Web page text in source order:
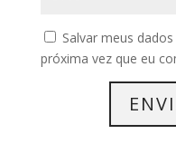
Salvar meus
próxima vez que eu